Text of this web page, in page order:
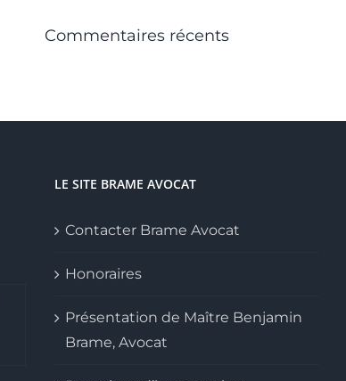
Commentaires récents
LE SITE BRAME AVOCAT
Contacter Brame Avocat
Honoraires
Présentation de Maître Benjamin
Brame, Avocat